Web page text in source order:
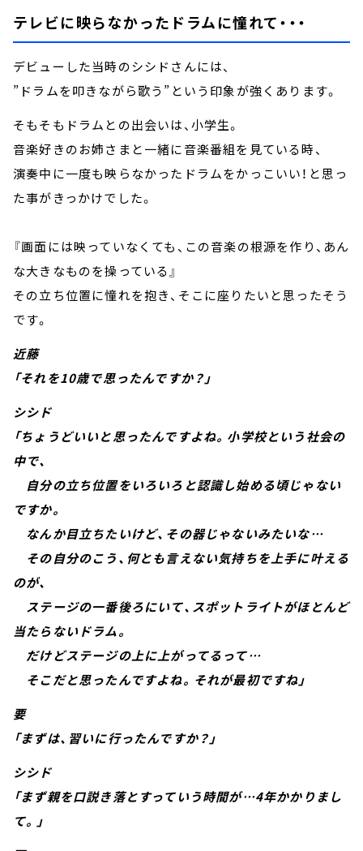
テレビに映らなかったドラムに憧れて・・・
デビューした当時のシシドさんには、
”ドラムを叩きながら歌う”という印象が強くあります。
そもそもドラムとの出会いは、小学生。
音楽好きのお姉さまと一緒に音楽番組を見ている時、
演奏中に一度も映らなかったドラムをかっこいい！と思っ
た事がきっかけでした。
『画面には映っていなくても、この音楽の根源を作り、あん
な大きなものを操っている』
その立ち位置に憧れを抱き、そこに座りたいと思ったそう
です。
近藤
「それを10歳で思ったんですか？」
シシド
「ちょうどいいと思ったんですよね。小学校という社会の
中で、
自分の立ち位置をいろいろと認識し始める頃じゃない
ですか。
なんか目立ちたいけど、その器じゃないみたいな…
その自分のこう、何とも言えない気持ちを上手に叶える
のが、
ステージの一番後ろにいて、スポットライトがほとんど
当たらないドラム。
だけどステージの上に上がってるって…
そこだと思ったんですよね。それが最初ですね」
要
「まずは、習いに行ったんですか？」
シシド
「まず親を口説き落とすっていう時間が…4年かかりまし
て。」